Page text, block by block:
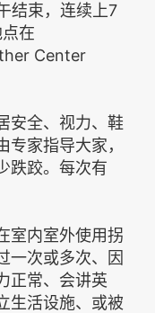
结束，连续上7
在
Center
安全、视力、鞋
家指导大家，
跌跤。每次有
室内室外使用拐
一次或多次、因
正常、会讲英
生活设施、或被